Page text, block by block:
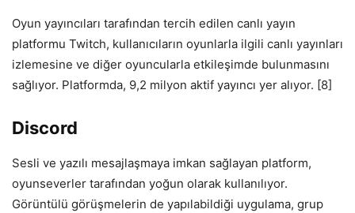
Oyun yayıncıları tarafından tercih edilen canlı yayın
platformu Twitch, kullanıcıların oyunlarla ilgili canlı yayınları
izlemesine ve diğer oyuncularla etkileşimde bulunmasını
sağlıyor. Platformda, 9,2 milyon aktif yayıncı yer alıyor. [8]
Discord
Sesli ve yazılı mesajlaşmaya imkan sağlayan platform,
oyunseverler tarafından yoğun olarak kullanılıyor.
Görüntülü görüşmelerin de yapılabildiği uygulama, grup